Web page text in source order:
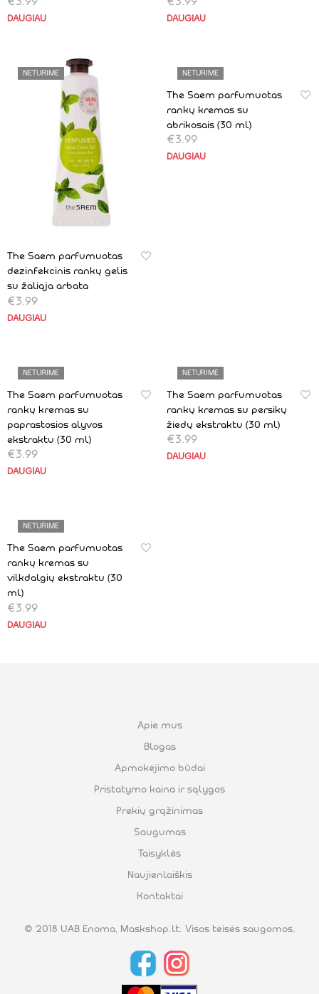
DAUGIAU DAUGIAU
NETURIME
The Saem parfumuotas
dezinfekcinis rankų gelis
su žaliąja arbata
€3.99
DAUGIAU
NETURIME
The Saem parfumuotas
rankų kremas su
abrikosais (30 ml)
€3.99
DAUGIAU
NETURIME
The Saem parfumuotas
rankų kremas su
paprastosios alyvos
ekstraktu (30 ml)
€3.99
DAUGIAU
NETURIME
The Saem parfumuotas
rankų kremas su persikų
žiedų ekstraktu (30 ml)
€3.99
DAUGIAU
NETURIME
The Saem parfumuotas
rankų kremas su
vilkdalgių ekstraktu (30
ml)
€3.99
DAUGIAU
Apie mus
Blogas
Apmokėjimo būdai
Pristatymo kaina ir sąlygos
Prekių grąžinimas
Saugumas
Taisyklės
Naujienlaiškis
Kontaktai
© 2018 UAB Enoma, Maskshop.lt. Visos teisės saugomos.